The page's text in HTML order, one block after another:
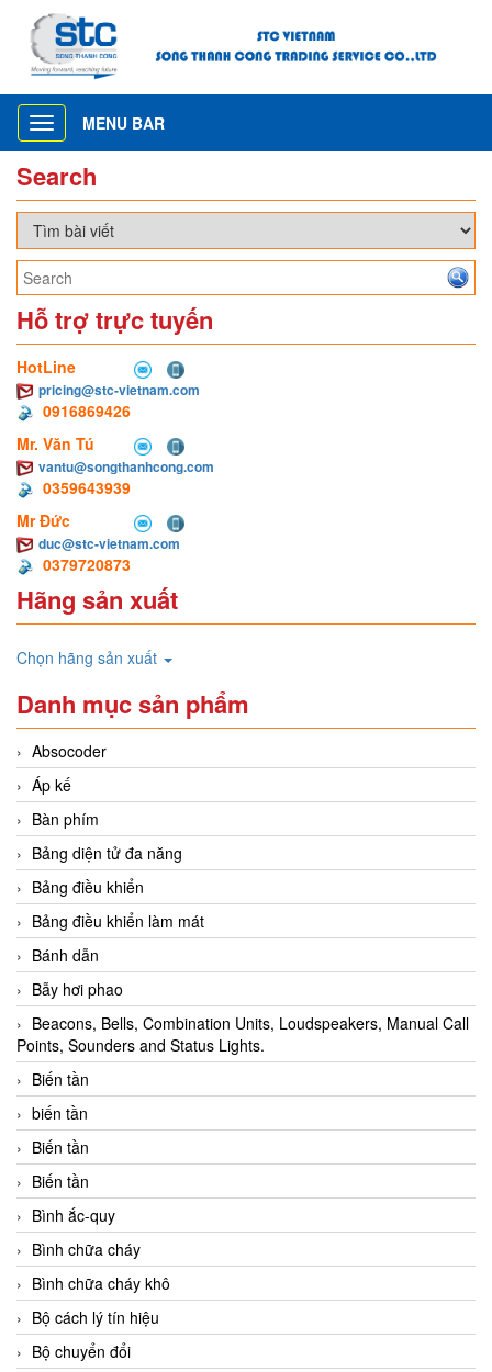
Toggle
navigation
MENU BAR
Search
Hỗ trợ trực tuyến
HotLine
pricing@stc-vietnam.com
0916869426
Mr. Văn Tú
vantu@songthanhcong.com
0359643939
Mr Đức
duc@stc-vietnam.com
0379720873
Hãng sản xuất
Chọn hãng sản xuất
Danh mục sản phẩm
Absocoder
Áp kế
Bàn phím
Bảng diện tử đa năng
Bảng điều khiển
Bảng điều khiển làm mát
Bánh dẫn
Bẫy hơi phao
Beacons, Bells, Combination Units, Loudspeakers, Manual Call
Points, Sounders and Status Lights.
Biến tần
biến tần
Biến tần
Biến tần
Bình ắc-quy
Bình chữa cháy
Bình chữa cháy khô
Bộ cách lý tín hiệu
Bộ chuyển đổi